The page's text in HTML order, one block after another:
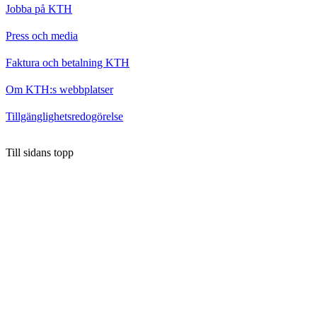
Jobba på KTH
Press och media
Faktura och betalning KTH
Om KTH:s webbplatser
Tillgänglighetsredogörelse
Till sidans topp